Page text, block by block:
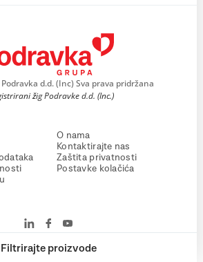
Filtrirajte proizvode
d.d. (Inc) Sva prava pridržana
žig Podravke d.d. (Inc.)
O nama
Kontaktirajte nas
Zaštita privatnosti
Postavke kolačića